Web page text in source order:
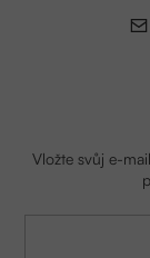
Vložte svůj e-